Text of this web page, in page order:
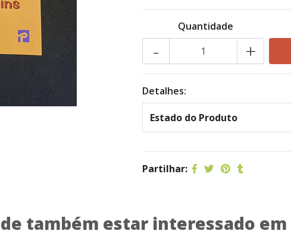
Quantidade
+
-
Detalhes:
Estado do Produto
Partilhar:
também estar interessado em